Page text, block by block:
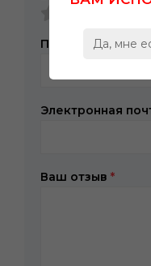
Представьтесь,
Электронная
Ваш отзыв *
Да, мне